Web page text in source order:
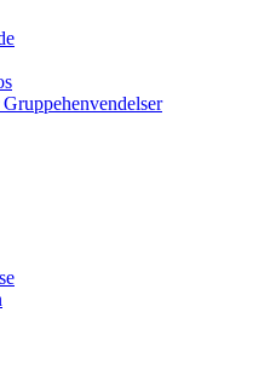
Gruppehenvendelser